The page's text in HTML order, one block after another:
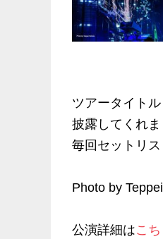
ツアータイト
披露してくれま
毎回セットリ
Photo by
公演詳細はこち